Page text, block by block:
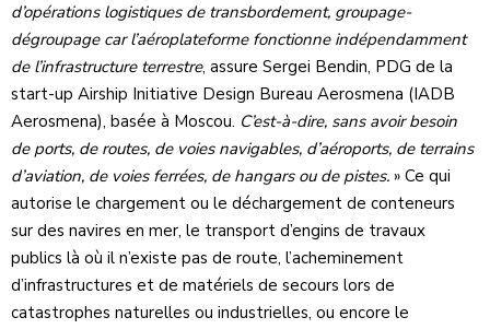
d’opérations logistiques de transbordement, groupage-
dégroupage car l’aéroplateforme fonctionne indépendamment
de l’infrastructure terrestre, assure Sergei Bendin, PDG de la
start-up Airship Initiative Design Bureau Aerosmena (IADB
Aerosmena), basée à Moscou. C’est-à-dire, sans avoir besoin
de ports, de routes, de voies navigables, d’aéroports, de terrains
d’aviation, de voies ferrées, de hangars ou de pistes. » Ce qui
autorise le chargement ou le déchargement de conteneurs
sur des navires en mer, le transport d’engins de travaux
publics là où il n’existe pas de route, l’acheminement
d’infrastructures et de matériels de secours lors de
catastrophes naturelles ou industrielles, ou encore le